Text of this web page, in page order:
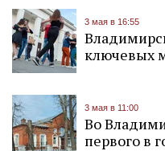
3 мая в 16:55
ключевых
3 мая в 11:00
Во
первого в